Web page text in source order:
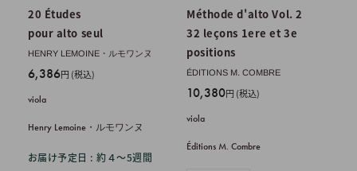
20 Études
pour alto seul
HENRY LEMOINE・ルモワンヌ
販
価
格
6,386円 (税込)
viola
Henry Lemoine・ルモワンヌ
お届け予定日 : 約４〜5週間
Méthode d'alto Vol. 2
32 leçons 1ere et 3e
positions
ÉDITIONS M. COMBRE
販
価
格
10,380円 (税込)
viola
Éditions M. Combre